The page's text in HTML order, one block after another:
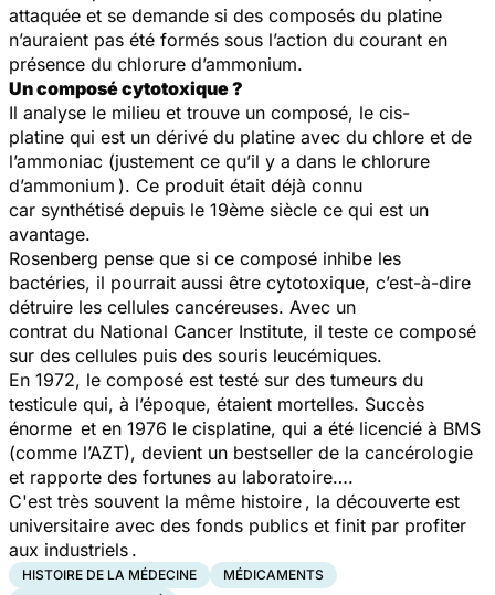
attaquée et se demande si des composés du platine
n’auraient pas été formés sous l’action du courant en
présence du chlorure d’ammonium.
Un composé cytotoxique ?
Il analyse le milieu et trouve un composé, le cis-
platine qui est un dérivé du platine avec du chlore et de
l’ammoniac (justement ce qu’il y a dans le chlorure
d’ammonium ). Ce produit était déjà connu
car synthétisé depuis le 19ème siècle ce qui est un
avantage.
Rosenberg pense que si ce composé inhibe les
bactéries, il pourrait aussi être cytotoxique, c’est-à-dire
détruire les cellules cancéreuses. Avec un
contrat du National Cancer Institute, il teste ce composé
sur des cellules puis des souris leucémiques.
En 1972, le composé est testé sur des tumeurs du
testicule qui, à l’époque, étaient mortelles. Succès
énorme et en 1976 le cisplatine, qui a été licencié à BMS
(comme l’AZT), devient un bestseller de la cancérologie
et rapporte des fortunes au laboratoire….
C'est très souvent la même histoire , la découverte est
universitaire avec des fonds publics et finit par profiter
aux industriels .
HISTOIRE DE LA MÉDECINE
MÉDICAMENTS